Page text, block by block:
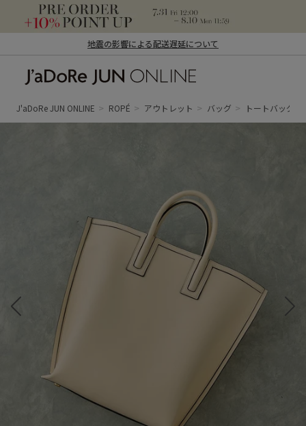
地震の影響による配送遅延について
ン オンライン）
J'aDoRe JUN ONLINE ROPÉ アウトレット バッグ トートバッグ